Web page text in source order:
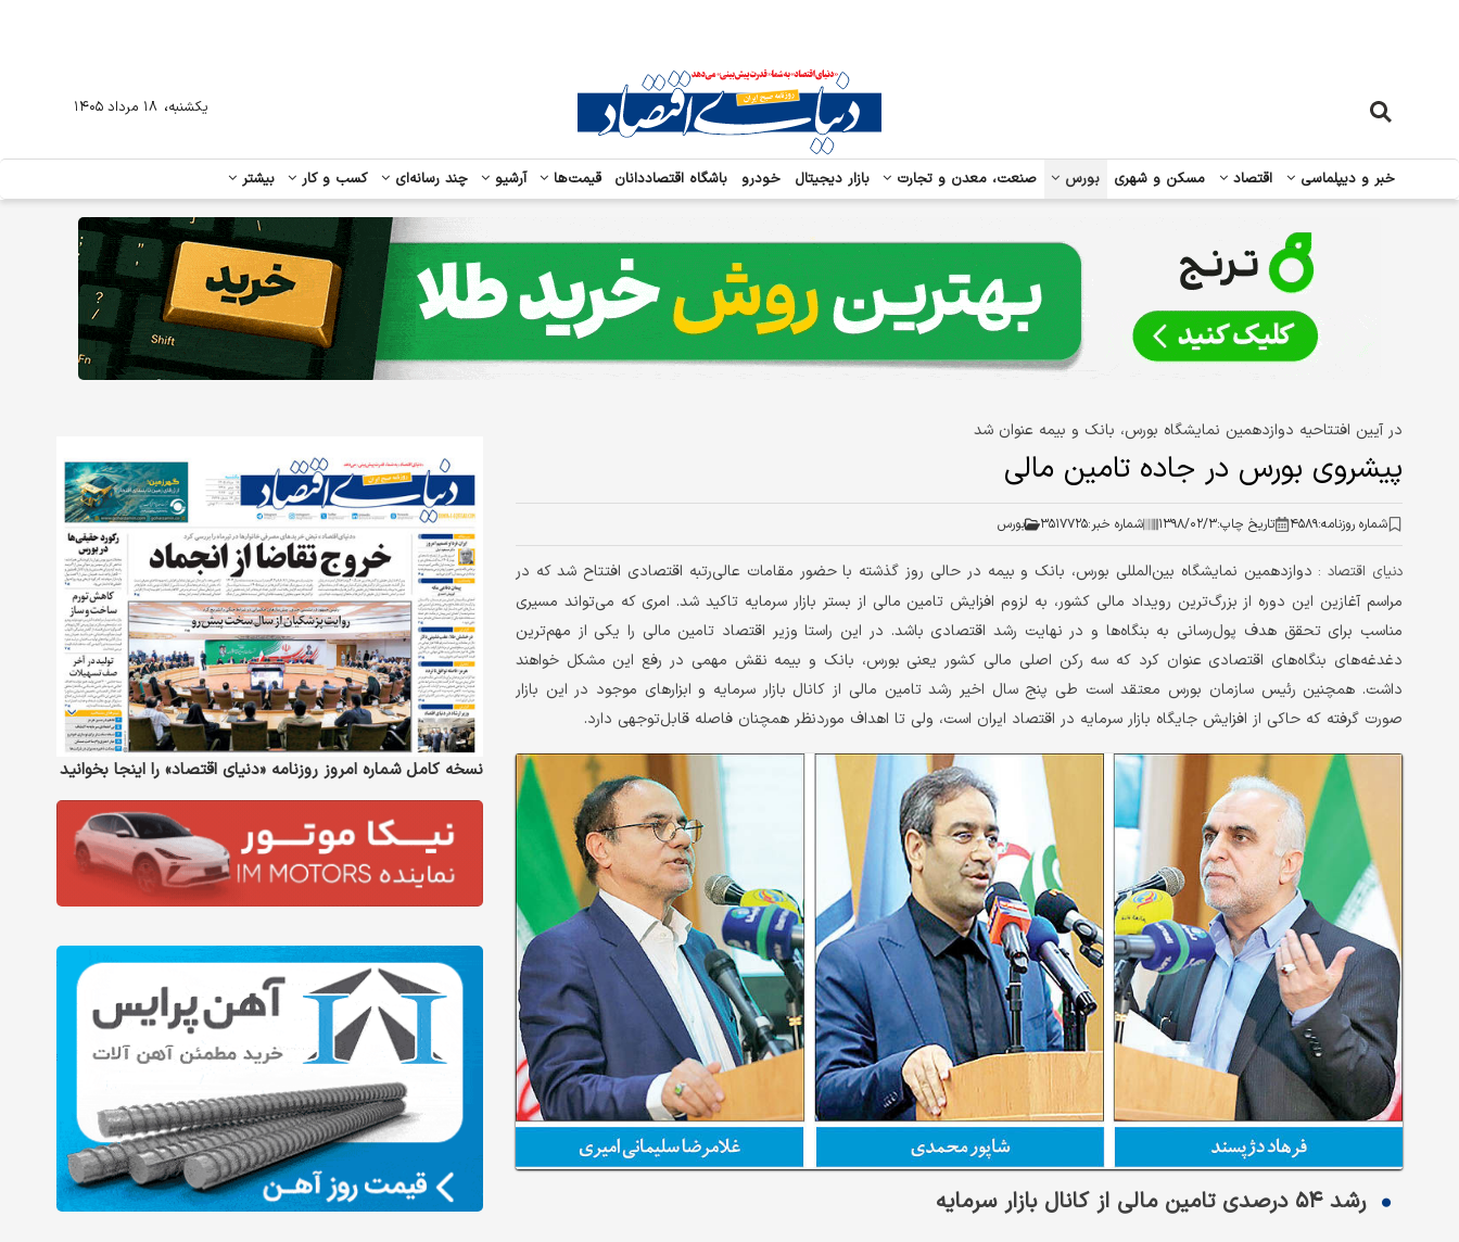
خبر و دیپلماسی اقتصاد مسکن و شهری بورس صنعت، معدن و تجارت بازار دیجیتال خودرو باشگاه اقتصاددانان قیمت‌ها آرشیو چند رسانه‌ای کسب و کار بیشتر
یکشنبه، ۱۸ مرداد ۱۴۰۵
در آیین افتتاحیه دوازدهمین نمایشگاه بورس، بانک و بیمه عنوان شد
پیشروی بورس در جاده تامین مالی
شماره روزنامه:۴۵۸۹ تاریخ چاپ:۱۳۹۸/۰۲/۳ شماره خبر:۳۵۱۷۷۲۵ بورس
دنیای اقتصاد : دوازدهمین نمایشگاه بین‌المللی بورس، بانک و بیمه در حالی روز گذشته با حضور مقامات عالی‌رتبه اقتصادی افتتاح شد که در
مراسم آغازین این دوره از بزرگ‌ترین رویداد مالی کشور، به لزوم افزایش تامین مالی از بستر بازار سرمایه تاکید شد. امری که می‌تواند مسیری
مناسب برای تحقق هدف پول‌رسانی به بنگاه‌‌ها و در نهایت رشد اقتصادی باشد. در این راستا وزیر اقتصاد تامین مالی را یکی از مهم‌ترین
دغدغه‌های بنگاه‌های اقتصادی عنوان کرد که سه رکن اصلی مالی کشور یعنی بورس، بانک و بیمه نقش مهمی در رفع این مشکل خواهند
داشت. همچنین رئیس سازمان بورس معتقد است طی پنج سال‌ اخیر رشد تامین مالی از کانال بازار سرمایه و ابزارهای موجود در این بازار
صورت گرفته که حاکی از افزایش جایگاه بازار سرمایه در اقتصاد ایران است، ولی تا اهداف مورد‌نظر همچنان فاصله قابل‌توجهی دارد.
رشد ۵۴ درصدی تامین مالی از کانال بازار سرمایه
نسخه کامل شماره امروز روزنامه «دنیای‌ اقتصاد» را اینجا بخوانید